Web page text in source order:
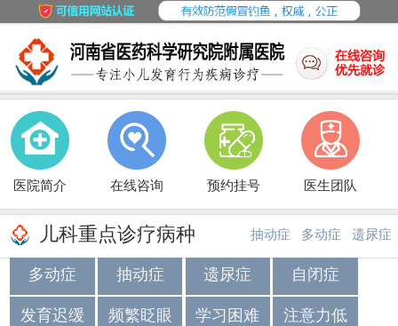
医院简介 在线咨询 预约挂号 医生团队
儿科重点诊疗病种 抽动症
·
多动症
·
遗尿症
多动症 抽动症 遗尿症 自闭症
发育迟缓 频繁眨眼 学习困难 注意力低